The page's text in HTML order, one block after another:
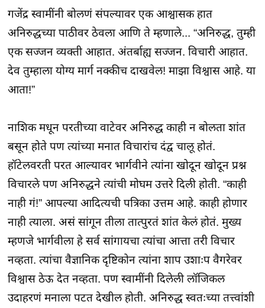
गजेंद्र स्वामींनी बोलणं संपल्यावर एक आश्वासक हात
अनिरुद्धच्या पाठीवर ठेवला आणि ते म्हणाले... “अनिरुद्ध, तुम्ही
एक सज्जन व्यक्ती आहात. अंतर्बाह्य सज्जन. विचारी आहात.
देव तुम्हाला योग्य मार्ग नक्कीच दाखवेल! माझा विश्वास आहे. या
आता!”
नाशिक मधून परतीच्या वाटेवर अनिरुद्ध काही न बोलता शांत
बसून होते पण त्यांच्या मनात विचारांच दंद्व चालू होतं.
हॉटेलवरती परत आल्यावर भार्गवीने त्यांना खोदून खोदून प्रश्न
विचारले पण अनिरुद्धने त्यांची मोघम उत्तरे दिली होती. “काही
नाही गं!” आपल्या आदित्यची पत्रिका उत्तम आहे. काही होणार
नाही त्याला. असं सांगून तीला तात्पुरतं शांत केलं होतं. मुख्य
म्हणजे भार्गवीला हे सर्व सांगायचा त्यांचा आत्ता तरी विचार
नव्हता. त्यांचा वैज्ञानिक दृष्टिकोन त्यांना शाप उशाःप वैगरेवर
विश्वास ठेऊ देत नव्हता. पण स्वामींनी दिलेली लॉजिकल
उदाहरणं मनाला पटत देखील होती. अनिरुद्ध स्वतःच्या तत्त्वांशी